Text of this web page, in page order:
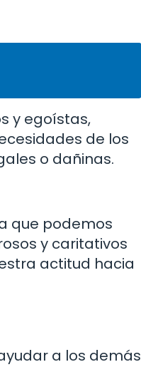
y egoístas,
de los
o dañinas.
que podemos
y caritativos
actitud hacia
a los demás